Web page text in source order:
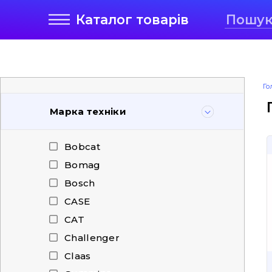
Каталог товарів
Марка техніки
Bobcat
Bomag
Bosch
CASE
CAT
Challenger
Claas